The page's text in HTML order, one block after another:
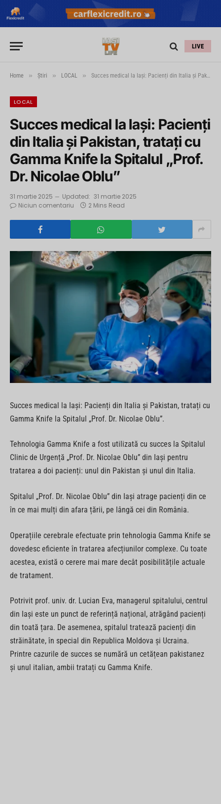
LIVE
Home » Știri » LOCAL » Succes medical la Iași: Pacienți din Italia și Pakistan, tratați cu Gamma Knife la Spitalul „Prof. Dr. Nicolae Oblu”
LOCAL
Succes medical la Iași: Pacienți
din Italia și Pakistan, tratați cu
Gamma Knife la Spitalul „Prof.
Dr. Nicolae Oblu”
31 martie 2025 Updated: 31 martie 2025
Niciun comentariu
2 Mins Read
Succes medical la Iași: Pacienți din Italia și Pakistan, tratați cu
Gamma Knife la Spitalul „Prof. Dr. Nicolae Oblu”.
Tehnologia Gamma Knife a fost utilizată cu succes la Spitalul
Clinic de Urgență „Prof. Dr. Nicolae Oblu” din Iași pentru
tratarea a doi pacienți: unul din Pakistan și unul din Italia.
Spitalul „Prof. Dr. Nicolae Oblu” din Iași atrage pacienți din ce
în ce mai mulți din afara țării, pe lângă cei din România.
Operațiile cerebrale efectuate prin tehnologia Gamma Knife se
dovedesc eficiente în tratarea afecțiunilor complexe. Cu toate
acestea, există o cerere mai mare decât posibilitățile actuale
de tratament.
Potrivit prof. univ. dr. Lucian Eva, managerul spitalului, centrul
din Iași este un punct de referință național, atrăgând pacienți
din toată țara. De asemenea, spitalul tratează pacienți din
străinătate, în special din Republica Moldova și Ucraina.
Printre cazurile de succes se numără un cetățean pakistanez
și unul italian, ambii tratați cu Gamma Knife.